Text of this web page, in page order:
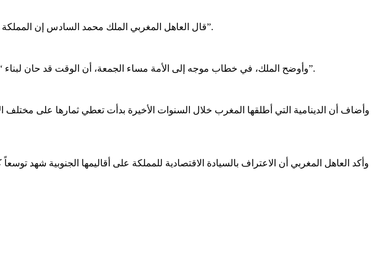
قال العاهل المغربي الملك محمد السادس إن المملكة تعيش مرحلة فاصلة ومنعطفاً حاسماً في تاريخها الحديث، مؤكداً أن “هناك ما قبل 31 أكتوبر 2025، وهناك ما بعده”.
وأوضح الملك، في خطاب موجه إلى الأمة مساء الجمعة، أن الوقت قد حان لبناء “المغرب الموحد من طنجة إلى لكويرة”، مؤكداً أن “لا أحد سيتطاول على حقوق المملكة أو على حدودها التاريخية”.
وأضاف أن الدينامية التي أطلقها المغرب خلال السنوات الأخيرة بدأت تعطي ثمارها على مختلف
وأكد العاهل المغربي أن الاعتراف بالسيادة الاقتصادية للمملكة على أقاليمها الجنوبية شهد